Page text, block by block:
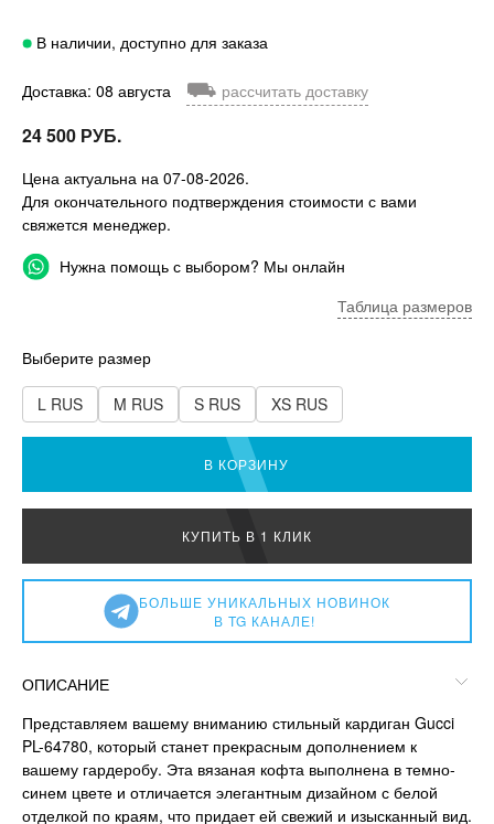
В наличии, доступно для заказа
Доставка: 08 августа ⛟ рассчитать доставку
24 500 РУБ.
Цена актуальна на 07-08-2026.
Для окончательного подтверждения стоимости с вами
свяжется менеджер.
Нужна помощь с выбором? Мы онлайн
Таблица размеров
Выберите размер
L RUS M RUS S RUS XS RUS
В КОРЗИНУ
КУПИТЬ В 1 КЛИК
БОЛЬШЕ УНИКАЛЬНЫХ НОВИНОК
В TG КАНАЛЕ!
ОПИСАНИЕ
Представляем вашему вниманию стильный кардиган Gucci
PL-64780, который станет прекрасным дополнением к
вашему гардеробу. Эта вязаная кофта выполнена в темно-
синем цвете и отличается элегантным дизайном с белой
отделкой по краям, что придает ей свежий и изысканный вид.